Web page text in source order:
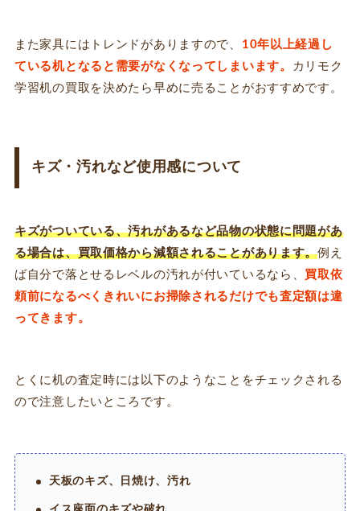
また家具にはトレンドがありますので、 10年以上経過し
ている机となると需要がなくなってしまいます。
カリモク
学習机の買取を決めたら早めに売ることがおすすめです。
キズ・汚れなど使用感について
キズがついている、汚れがあるなど品物の状態に問題があ
る場合は、買取価格から減額されることがあります。例え
ば自分で落とせるレベルの汚れが付いているなら、 買取依
頼前になるべくきれいにお掃除されるだけでも査定額は違
ってきます。
とくに机の査定時には以下のようなことをチェックされる
ので注意したいところです。
天板のキズ、日焼け、汚れ